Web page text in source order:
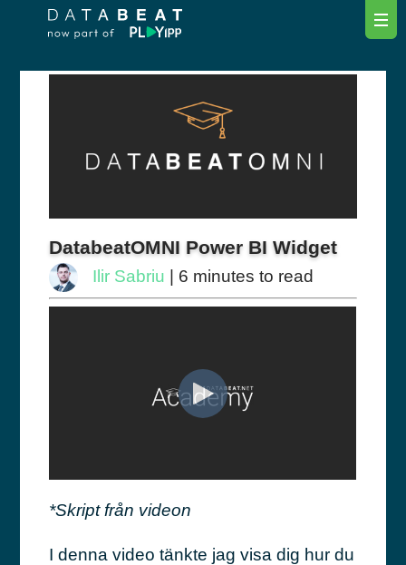
DatabeatOMNI Power BI Widget
Ilir Sabriu | 6 minutes to read
*Skript från videon
I denna video tänkte jag visa dig hur du